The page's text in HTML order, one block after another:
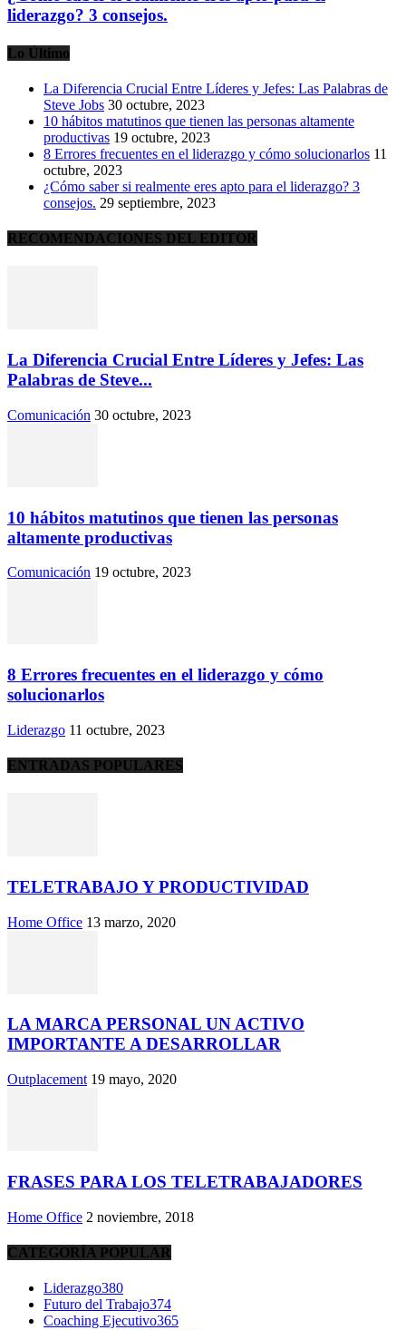
liderazgo? 3 consejos.
Lo Último
La Diferencia Crucial Entre Líderes y Jefes: Las Palabras de
Steve Jobs 30 octubre, 2023
10 hábitos matutinos que tienen las personas altamente
productivas 19 octubre, 2023
8 Errores frecuentes en el liderazgo y cómo solucionarlos 11
octubre, 2023
¿Cómo saber si realmente eres apto para el liderazgo? 3
consejos. 29 septiembre, 2023
RECOMENDACIONES DEL EDITOR
La Diferencia Crucial Entre Líderes y Jefes: Las
Palabras de Steve...
Comunicación 30 octubre, 2023
10 hábitos matutinos que tienen las personas
altamente productivas
Comunicación 19 octubre, 2023
8 Errores frecuentes en el liderazgo y cómo
solucionarlos
Liderazgo 11 octubre, 2023
ENTRADAS POPULARES
TELETRABAJO Y PRODUCTIVIDAD
Home Office 13 marzo, 2020
LA MARCA PERSONAL UN ACTIVO
IMPORTANTE A DESARROLLAR
Outplacement 19 mayo, 2020
FRASES PARA LOS TELETRABAJADORES
Home Office 2 noviembre, 2018
CATEGORÍA POPULAR
Liderazgo380
Futuro del Trabajo374
Coaching Ejecutivo365